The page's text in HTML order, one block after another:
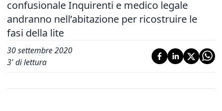
confusionale Inquirenti e medico legale
andranno nell’abitazione per ricostruire le
fasi della lite
30 settembre 2020
3' di lettura